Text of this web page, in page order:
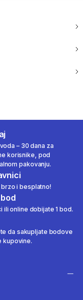
– 30 dana za
korisnike, pod
pakovanju.
i besplatno!
ili online dobijate 1 bod.
da sakupljate bodove
kupovine.